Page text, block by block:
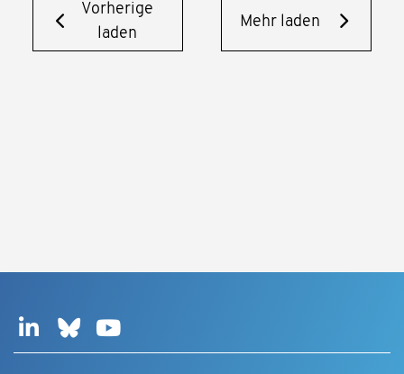
Vorherige
laden
Mehr laden